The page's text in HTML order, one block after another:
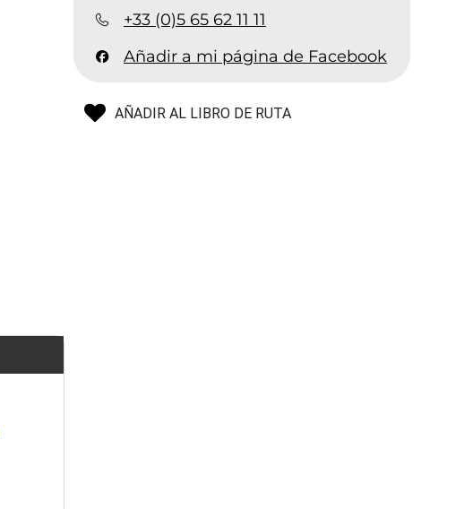
+33 (0)5 65 62 11 11
Añadir a mi página de Facebook
AÑADIR AL LIBRO DE RUTA